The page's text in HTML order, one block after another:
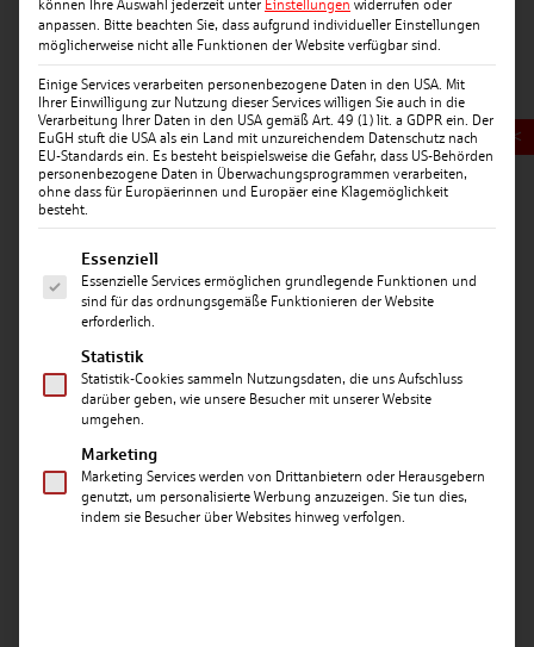
<
Datum: 12.06.2026
Große Bühne
AB SAMSTAG UM 10 UHR KÄMPFEN BEI DER MINI-
WM DER SPARKASSE LANDSHUT WIEDER 32 F-
JUNIORENTEAMS UM DEN TITEL. DER SSV
PFEFFENHAUSEN SCHLÜPFT INS DEUTSCHE
TRIKOT.
Von Leonie Hammerl (Landshuter Zeitung)
können Ihre Auswahl jederzeit unter Einstellungen widerrufen oder
anpassen. Bitte beachten Sie, dass aufgrund individueller Einstellungen
möglicherweise nicht alle Funktionen der Website verfügbar sind.
Einige Services verarbeiten personenbezogene Daten in den USA. Mit
Ihrer Einwilligung zur Nutzung dieser Services willigen Sie auch in die
Verarbeitung Ihrer Daten in den USA gemäß Art. 49 (1) lit. a GDPR ein. Der
EuGH stuft die USA als ein Land mit unzureichendem Datenschutz nach
EU-Standards ein. Es besteht beispielsweise die Gefahr, dass US-Behörden
personenbezogene Daten in Überwachungsprogrammen verarbeiten,
ohne dass für Europäerinnen und Europäer eine Klagemöglichkeit
besteht.
Es folgt eine Liste der Service-Gruppen, für die
Essenziell
Essenzielle Services ermöglichen grundlegende Funktionen und
sind für das ordnungsgemäße Funktionieren der Website
erforderlich.
Statistik
Statistik-Cookies sammeln Nutzungsdaten, die uns Aufschluss
darüber geben, wie unsere Besucher mit unserer Website
umgehen.
Marketing
Marketing Services werden von Drittanbietern oder Herausgebern
genutzt, um personalisierte Werbung anzuzeigen. Sie tun dies,
indem sie Besucher über Websites hinweg verfolgen.